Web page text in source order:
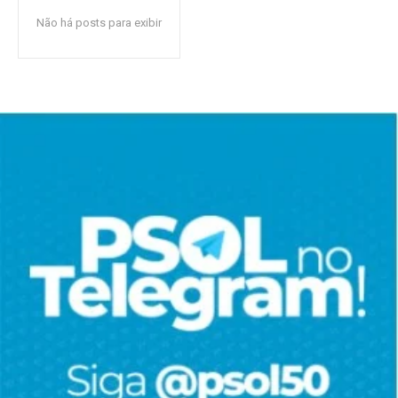
Não há posts para exibir